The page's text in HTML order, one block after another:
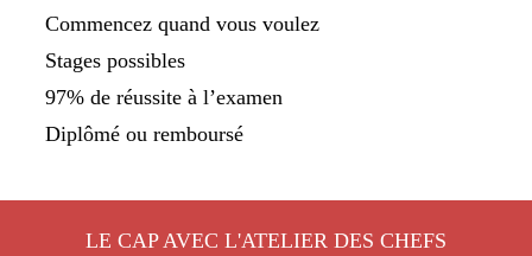
Commencez quand vous voulez
Stages possibles
97% de réussite à l’examen
Diplômé ou remboursé
LE CAP AVEC L'ATELIER DES CHEFS